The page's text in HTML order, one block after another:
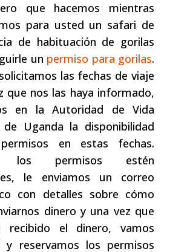
que hacemos mientras
para usted un safari de
de habituación de gorilas
un permiso para gorilas.
las fechas de viaje
que nos las haya informado,
en la Autoridad de Vida
de Uganda la disponibilidad
en estas fechas.
los permisos estén
le enviamos un correo
con detalles sobre cómo
dinero y una vez que
recibido el dinero, vamos
y reservamos los permisos